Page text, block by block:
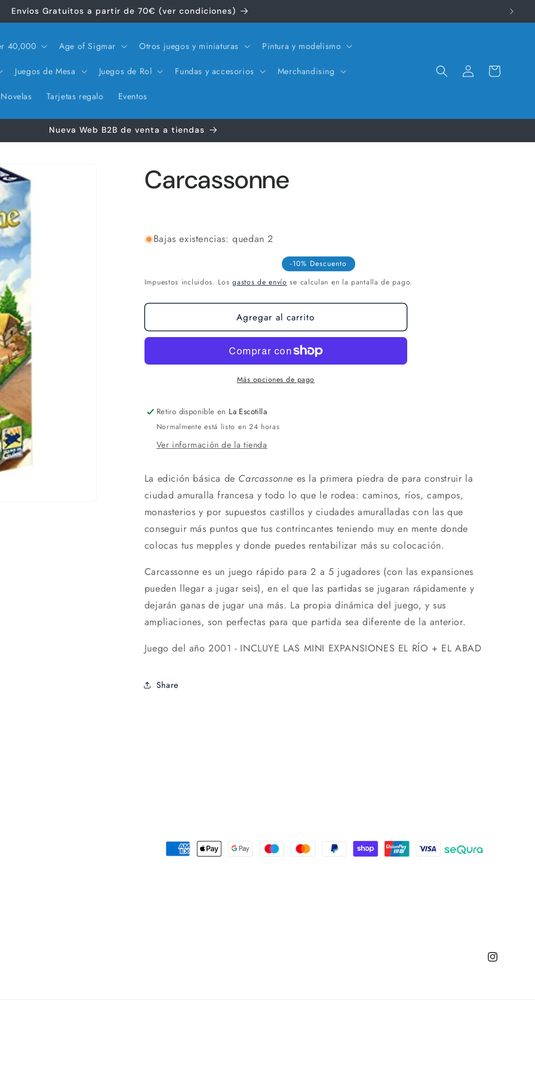
Envíos Gratuitos a partir de 70€ (ver condiciones)
40,000 Age of Sigmar Otros juegos y miniaturas Pintura y modelismo
Juegos de Mesa Juegos de Rol Fundas y accesorios Merchandising
Novelas Tarjetas regalo Eventos
Iniciar
sesión
Carrito
Nueva Web B2B de venta a tiendas
Carcassonne
Bajas existencias: quedan 2
-10% Descuento
Impuestos incluidos. Losgastos de envío se calculan en la pantalla de pago.
Agregar al carrito
Más opciones de pago
Retiro disponible en La Escotilla
Normalmente está listo en 24 horas
Ver información de la tienda
La edición básica de Carcassonne es la primera piedra de para construir la
ciudad amuralla francesa y todo lo que le rodea: caminos, ríos, campos,
monasterios y por supuestos castillos y ciudades amuralladas con las que
conseguir más puntos que tus contrincantes teniendo muy en mente donde
colocas tus mepples y donde puedes rentabilizar más su colocación.
Carcassonne es un juego rápido para 2 a 5 jugadores (con las expansiones
pueden llegar a jugar seis), en el que las partidas se jugaran rápidamente y
dejarán ganas de jugar una más. La propia dinámica del juego, y sus
ampliaciones, son perfectas para que partida sea diferente de la anterior.
Juego del año 2001 - INCLUYE LAS MINI EXPANSIONES EL RÍO + EL ABAD
Share
Instagram